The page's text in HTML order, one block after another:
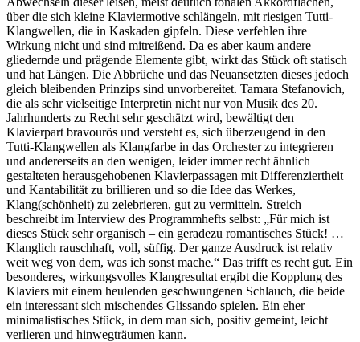
über die sich kleine Klaviermotive schlängeln, mit riesigen Tutti-
Klangwellen, die in Kaskaden gipfeln. Diese verfehlen ihre
Wirkung nicht und sind mitreißend. Da es aber kaum andere
gliedernde und prägende Elemente gibt, wirkt das Stück oft statisch
und hat Längen. Die Abbrüche und das Neuansetzten dieses jedoch
gleich bleibenden Prinzips sind unvorbereitet. Tamara Stefanovich,
die als sehr vielseitige Interpretin nicht nur von Musik des 20.
Jahrhunderts zu Recht sehr geschätzt wird, bewältigt den
Klavierpart bravourös und versteht es, sich überzeugend in den
Tutti-Klangwellen als Klangfarbe in das Orchester zu integrieren
und andererseits an den wenigen, leider immer recht ähnlich
gestalteten herausgehobenen Klavierpassagen mit Differenziertheit
und Kantabilität zu brillieren und so die Idee das Werkes,
Klang(schönheit) zu zelebrieren, gut zu vermitteln. Streich
beschreibt im Interview des Programmhefts selbst: „Für mich ist
dieses Stück sehr organisch – ein geradezu romantisches Stück! …
Klanglich rauschhaft, voll, süffig. Der ganze Ausdruck ist relativ
weit weg von dem, was ich sonst mache.“ Das trifft es recht gut. Ein
besonderes, wirkungsvolles Klangresultat ergibt die Kopplung des
Klaviers mit einem heulenden geschwungenen Schlauch, die beide
ein interessant sich mischendes Glissando spielen. Ein eher
minimalistisches Stück, in dem man sich, positiv gemeint, leicht
verlieren und hinwegträumen kann.